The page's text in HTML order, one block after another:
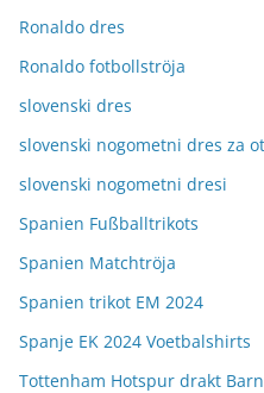
Ronaldo dres
Ronaldo fotbollströja
slovenski dres
slovenski nogometni dres za
slovenski nogometni dresi
Spanien Fußballtrikots
Spanien Matchtröja
Spanien trikot EM 2024
Spanje EK 2024 Voetbalshirts
Tottenham Hotspur drakt Barn